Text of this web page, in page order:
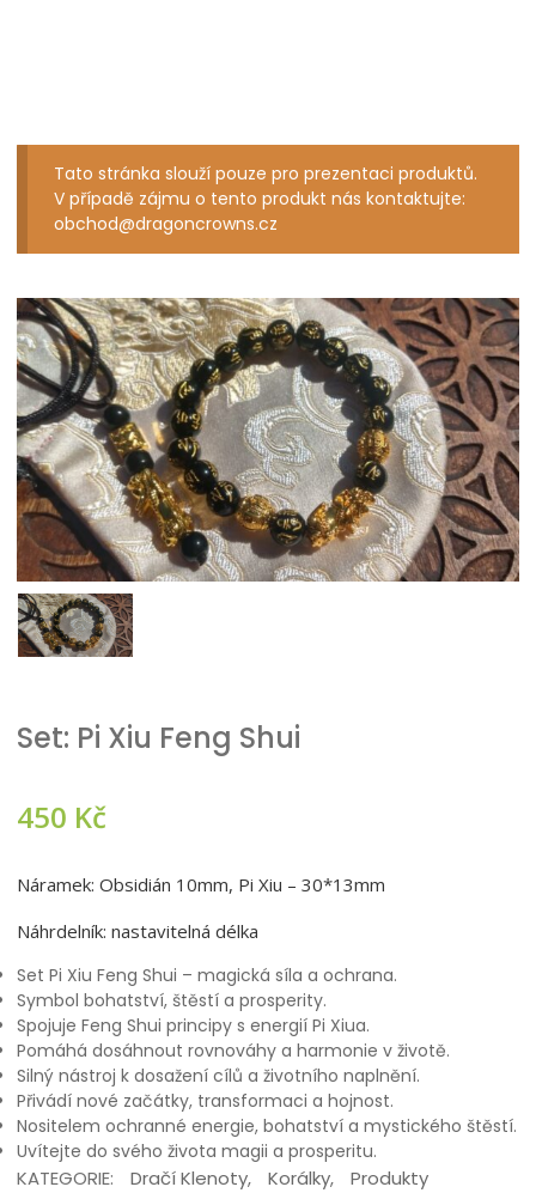
Tato stránka slouží pouze pro prezentaci produktů.
V případě zájmu o tento produkt nás kontaktujte:
obchod@dragoncrowns.cz
Set: Pi Xiu Feng Shui
450 Kč
Náramek: Obsidián 10mm, Pi Xiu – 30*13mm
Náhrdelník: nastavitelná délka
Set Pi Xiu Feng Shui – magická síla a ochrana.
Symbol bohatství, štěstí a prosperity.
Spojuje Feng Shui principy s energií Pi Xiua.
Pomáhá dosáhnout rovnováhy a harmonie v životě.
Silný nástroj k dosažení cílů a životního naplnění.
Přivádí nové začátky, transformaci a hojnost.
Nositelem ochranné energie, bohatství a mystického štěstí.
Uvítejte do svého života magii a prosperitu.
KATEGORIE: Dračí Klenoty, Korálky, Produkty